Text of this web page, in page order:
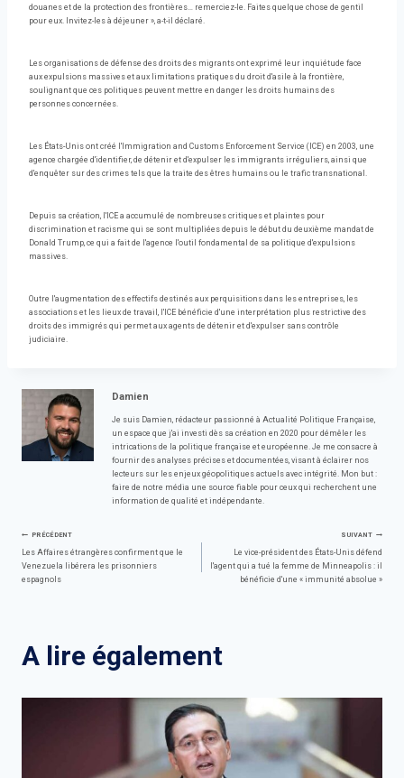
douanes et de la protection des frontières… remerciez-le. Faites quelque chose de gentil
pour eux. Invitez-les à déjeuner », a-t-il déclaré.
Les organisations de défense des droits des migrants ont exprimé leur inquiétude face
aux expulsions massives et aux limitations pratiques du droit d'asile à la frontière,
soulignant que ces politiques peuvent mettre en danger les droits humains des
personnes concernées.
Les États-Unis ont créé l'Immigration and Customs Enforcement Service (ICE) en 2003, une
agence chargée d'identifier, de détenir et d'expulser les immigrants irréguliers, ainsi que
d'enquêter sur des crimes tels que la traite des êtres humains ou le trafic transnational.
Depuis sa création, l'ICE a accumulé de nombreuses critiques et plaintes pour
discrimination et racisme qui se sont multipliées depuis le début du deuxième mandat de
Donald Trump, ce qui a fait de l'agence l'outil fondamental de sa politique d'expulsions
massives.
Outre l'augmentation des effectifs destinés aux perquisitions dans les entreprises, les
associations et les lieux de travail, l'ICE bénéficie d'une interprétation plus restrictive des
droits des immigrés qui permet aux agents de détenir et d'expulser sans contrôle
judiciaire.
Damien
Je suis Damien, rédacteur passionné à Actualité Politique Française,
un espace que j'ai investi dès sa création en 2020 pour démêler les
intrications de la politique française et européenne. Je me consacre à
fournir des analyses précises et documentées, visant à éclairer nos
lecteurs sur les enjeux géopolitiques actuels avec intégrité. Mon but :
faire de notre média une source fiable pour ceux qui recherchent une
information de qualité et indépendante.
Navigation
de
PRÉCÉDENT
Les Affaires étrangères confirment que le
Venezuela libérera les prisonniers
espagnols
SUIVANT
Le vice-président des États-Unis défend
l'agent qui a tué la femme de Minneapolis : il
bénéficie d'une « immunité absolue »
A lire également